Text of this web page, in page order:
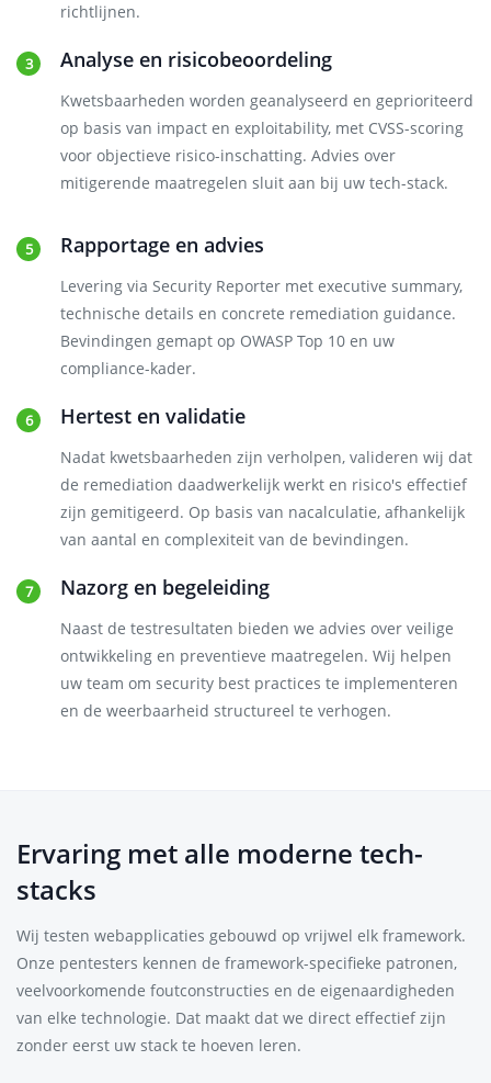
richtlijnen.
Analyse en risicobeoordeling
Kwetsbaarheden worden geanalyseerd en geprioriteerd
op basis van impact en exploitability, met CVSS-scoring
voor objectieve risico-inschatting. Advies over
mitigerende maatregelen sluit aan bij uw tech-stack.
Rapportage en advies
Levering via Security Reporter met executive summary,
technische details en concrete remediation guidance.
Bevindingen gemapt op OWASP Top 10 en uw
compliance-kader.
Hertest en validatie
Nadat kwetsbaarheden zijn verholpen, valideren wij dat
de remediation daadwerkelijk werkt en risico's effectief
zijn gemitigeerd. Op basis van nacalculatie, afhankelijk
van aantal en complexiteit van de bevindingen.
Nazorg en begeleiding
Naast de testresultaten bieden we advies over veilige
ontwikkeling en preventieve maatregelen. Wij helpen
uw team om security best practices te implementeren
en de weerbaarheid structureel te verhogen.
Ervaring met alle moderne tech-
stacks
Wij testen webapplicaties gebouwd op vrijwel elk framework.
Onze pentesters kennen de framework-specifieke patronen,
veelvoorkomende foutconstructies en de eigenaardigheden
van elke technologie. Dat maakt dat we direct effectief zijn
zonder eerst uw stack te hoeven leren.